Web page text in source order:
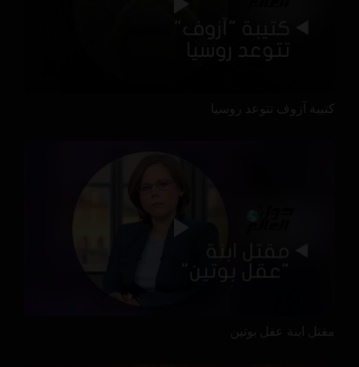
كتيبة آزوف تتوعد روسيا
مقتل ابنة عقل بوتين